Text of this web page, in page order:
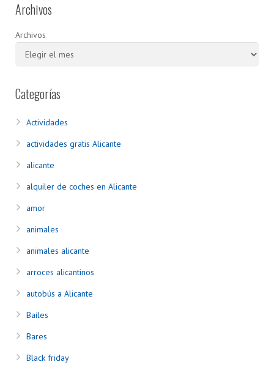
Archivos
Archivos
Categorías
Actividades
actividades gratis Alicante
alicante
alquiler de coches en Alicante
amor
animales
animales alicante
arroces alicantinos
autobús a Alicante
Bailes
Bares
Black friday